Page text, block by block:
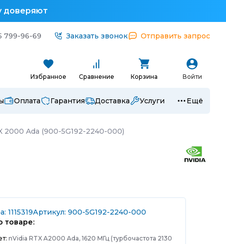
доверяют
799-96-69 Заказать звонок Отправить запрос
Избранное Сравнение Корзина Войти
Оплата Гарантия Доставка Услуги Ещё
2000 Ada (900-5G192-2240-000)
1115319Артикул: 900-5G192-2240-000
товаре:
nVidia RTX A2000 Ada, 1620 МГц (турбочастота 2130